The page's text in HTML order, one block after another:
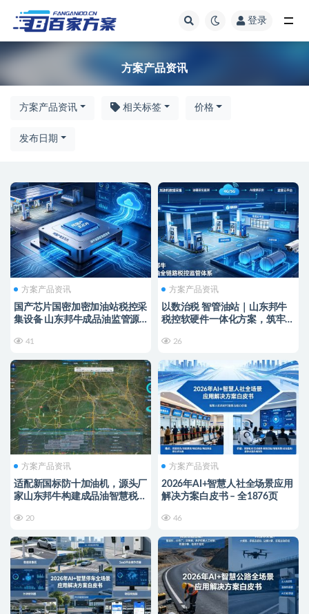
登录
方案产品资讯
方案产品资讯 相关标签 价格
发布日期
方案产品资讯
国产芯片国密加密加油站税控采
集设备 山东邦牛成品油监管源
41
方案产品资讯
以数治税 智管油站｜山东邦牛
税控软硬件一体化方案，筑牢成
26
方案产品资讯
适配新国标防十加油机，源头厂
家山东邦牛构建成品油智慧税控
20
方案产品资讯
2026年AI+智慧人社全场景应用
解决方案白皮书 – 全1876页
46